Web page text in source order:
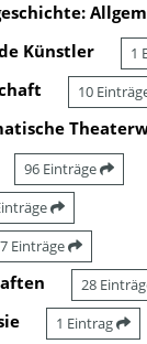
Künstler 1
10
96 Einträge
Einträge
28
1 Eintrag